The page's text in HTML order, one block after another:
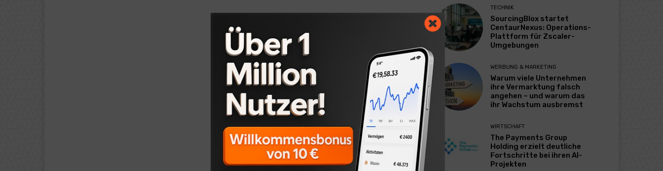
TECHNIK
SourcingBlox startet
CentaurNexus: Operations-
Plattform für Zscaler-
Umgebungen
WERBUNG & MARKETING
Warum viele Unternehmen
ihre Vermarktung falsch
angehen – und warum das
ihr Wachstum ausbremst
WIRTSCHAFT
The Payments Group
Holding erzielt deutliche
Fortschritte bei ihren AI-
Projekten